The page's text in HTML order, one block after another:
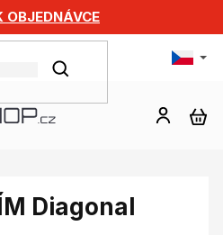
OBJEDNÁVCE
HLEDAT
Diagonal